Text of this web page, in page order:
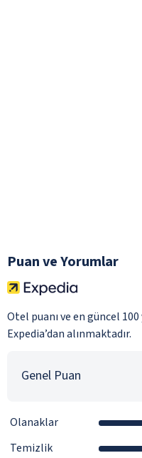
Puan ve Yorumlar
Otel puanı ve en güncel
Expedia’dan alınmaktadır.
Genel Puan
Olanaklar
Temizlik